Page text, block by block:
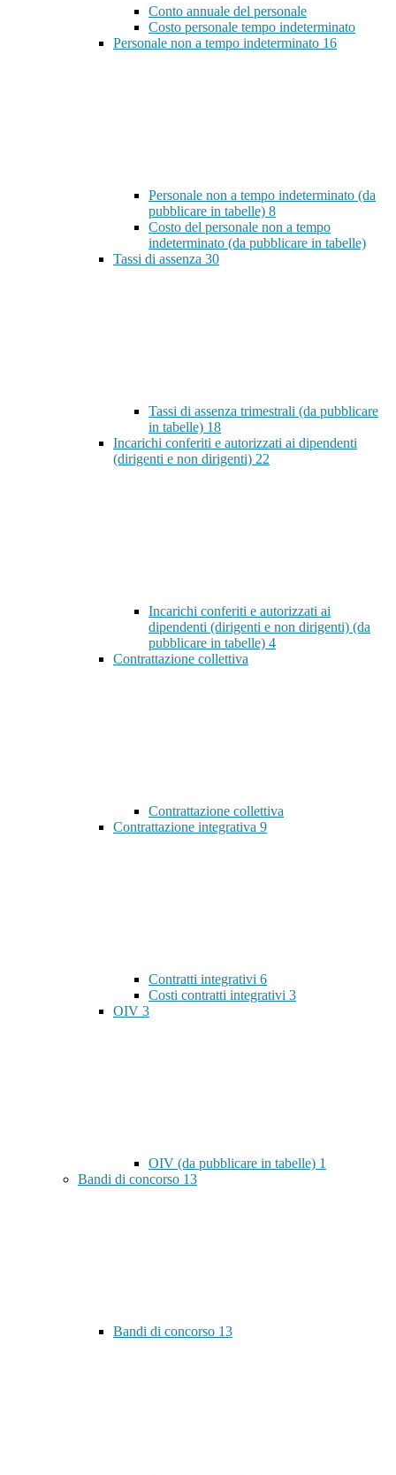
Conto annuale del personale
Costo personale tempo indeterminato
Personale non a tempo indeterminato 16
Personale non a tempo indeterminato (da
pubblicare in tabelle) 8
Costo del personale non a tempo
indeterminato (da pubblicare in tabelle)
Tassi di assenza 30
Tassi di assenza trimestrali (da pubblicare
in tabelle) 18
Incarichi conferiti e autorizzati ai dipendenti
(dirigenti e non dirigenti) 22
Incarichi conferiti e autorizzati ai
dipendenti (dirigenti e non dirigenti) (da
pubblicare in tabelle) 4
Contrattazione collettiva
Contrattazione collettiva
Contrattazione integrativa 9
Contratti integrativi 6
Costi contratti integrativi 3
OIV 3
OIV (da pubblicare in tabelle) 1
Bandi di concorso 13
Bandi di concorso 13